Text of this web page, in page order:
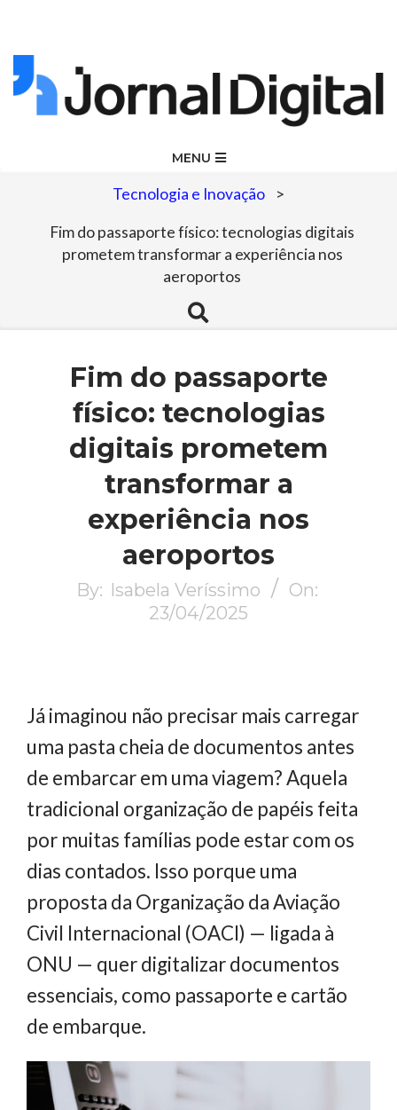
Skip
to
Jornal
Digital
MENU
Tecnologia e Inovação >
Fim do passaporte físico: tecnologias digitais
prometem transformar a experiência nos
aeroportos
Search
Fim do passaporte
físico: tecnologias
digitais prometem
transformar a
experiência nos
aeroportos
By: Isabela Veríssimo
On:
23/04/2025
Já imaginou não precisar mais carregar
uma pasta cheia de documentos antes
de embarcar em uma viagem? Aquela
tradicional organização de papéis feita
por muitas famílias pode estar com os
dias contados. Isso porque uma
proposta da Organização da Aviação
Civil Internacional (OACI) — ligada à
ONU — quer digitalizar documentos
essenciais, como passaporte e cartão
de embarque.